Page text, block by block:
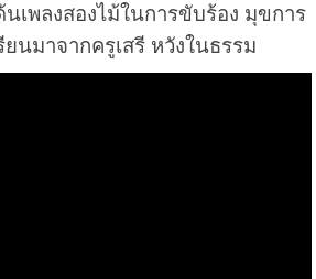
เพลงสองไม้ในการขับร้อง มุขการ
ยนมาจากครูเสรี หวังในธรรม